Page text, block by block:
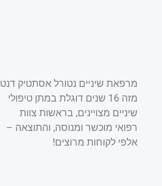
מרפאת שיניים נטורל אסתטיק דנט
מזה 16 שנים דוגלת במתן טיפולי
שיניים מצויינים, בראשות צוות
רפואי מוכשר ומנוסה, והתוצאה –
אלפי לקוחות מרוצים!